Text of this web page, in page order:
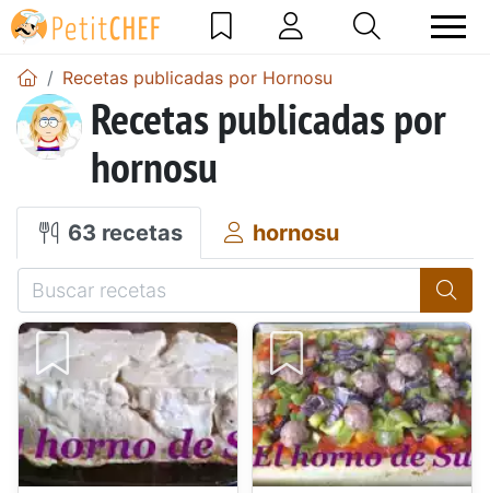
Recetas publicadas por Hornosu
Recetas publicadas por
hornosu
63 recetas hornosu